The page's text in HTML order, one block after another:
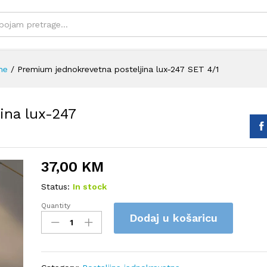
/ Premium jednokrevetna posteljina lux-247 SET 4/1
lux-247
37,00 KM
Status: In stock
Premium
jednokrevetna
posteljina
Quantity
Dodaj u košaricu